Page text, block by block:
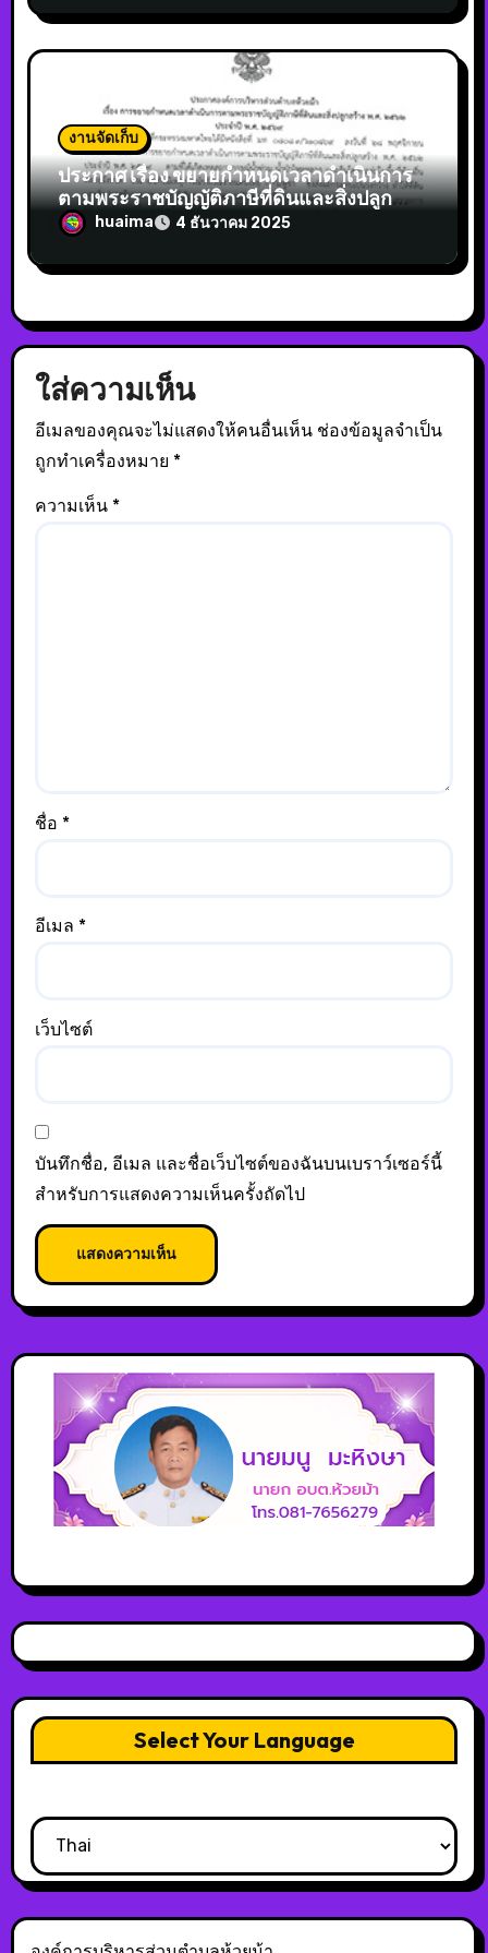
งานจัดเก็บ
ประกาศ เรื่อง ขยายกำหนดเวลาดำเนินการ
ตามพระราชบัญญัติภาษีที่ดินและสิ่งปลูก
สร้าง พ.ศ.2562 ประจำปี พ.ศ.2569
huaima 4 ธันวาคม 2025
ใส่ความเห็น
อีเมลของคุณจะไม่แสดงให้คนอื่นเห็น ช่องข้อมูลจำเป็น
ถูกทำเครื่องหมาย *
ความเห็น *
ชื่อ *
อีเมล *
เว็บไซต์
บันทึกชื่อ, อีเมล และชื่อเว็บไซต์ของฉันบนเบราว์เซอร์นี้
สำหรับการแสดงความเห็นครั้งถัดไป
Select Your Language